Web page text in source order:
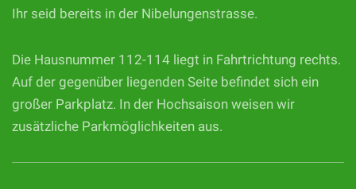
Ihr seid bereits in der Nibelungenstrasse.
Die Hausnummer 112-114 liegt in Fahrtrichtung rechts.
Auf der gegenüber liegenden Seite befindet sich ein
großer Parkplatz. In der Hochsaison weisen wir
zusätzliche Parkmöglichkeiten aus.